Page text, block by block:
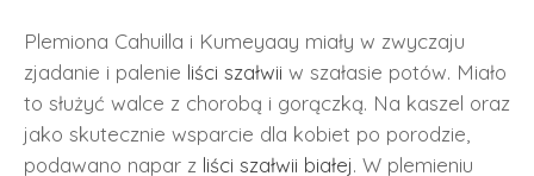
Plemiona Cahuilla i Kumeyaay miały w zwyczaju
zjadanie i palenie liści szałwii w szałasie potów. Miało
to służyć walce z chorobą i gorączką. Na kaszel oraz
jako skutecznie wsparcie dla kobiet po porodzie,
podawano napar z liści szałwii białej. W plemieniu